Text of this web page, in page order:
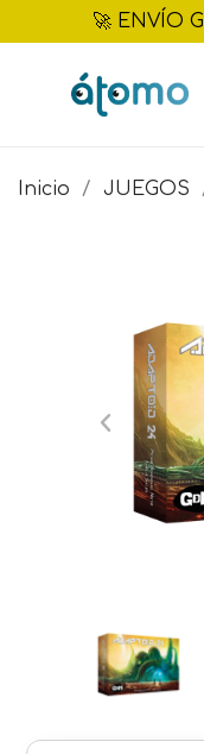
🚀 ENVÍO
Inicio JUEGOS